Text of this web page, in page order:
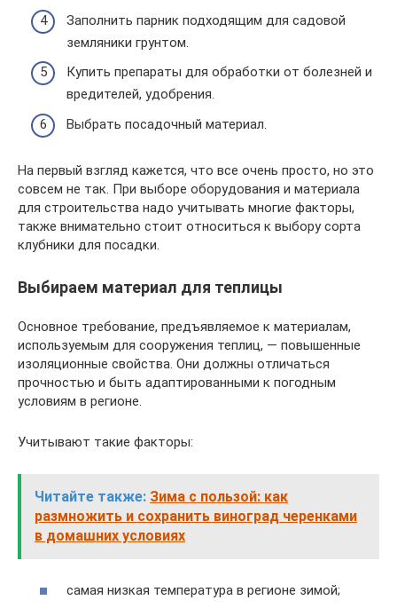
Заполнить парник подходящим для садовой
земляники грунтом.
Купить препараты для обработки от болезней и
вредителей, удобрения.
Выбрать посадочный материал.
На первый взгляд кажется, что все очень просто, но это
совсем не так. При выборе оборудования и материала
для строительства надо учитывать многие факторы,
также внимательно стоит относиться к выбору сорта
клубники для посадки.
Выбираем материал для теплицы
Основное требование, предъявляемое к материалам,
используемым для сооружения теплиц, — повышенные
изоляционные свойства. Они должны отличаться
прочностью и быть адаптированными к погодным
условиям в регионе.
Учитывают такие факторы:
Читайте также: Зима с пользой: как
размножить и сохранить виноград черенками
в домашних условиях
самая низкая температура в регионе зимой;